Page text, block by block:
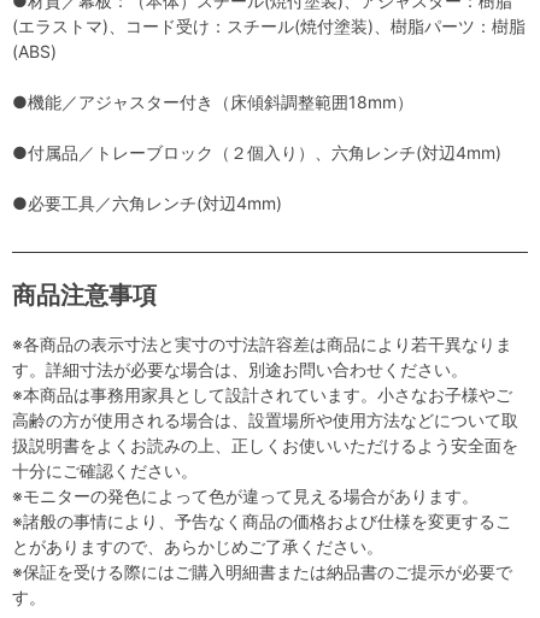
(エラストマ)、コード受け：スチール(焼付塗装)、樹脂パーツ：樹脂
(ABS)
●機能／アジャスター付き（床傾斜調整範囲18mm）
●付属品／トレーブロック（２個入り）、六角レンチ(対辺4mm)
●必要工具／六角レンチ(対辺4mm)
商品注意事項
※各商品の表示寸法と実寸の寸法許容差は商品により若干異なりま
す。詳細寸法が必要な場合は、別途お問い合わせください。
※本商品は事務用家具として設計されています。小さなお子様やご
高齢の方が使用される場合は、設置場所や使用方法などについて取
扱説明書をよくお読みの上、正しくお使いいただけるよう安全面を
十分にご確認ください。
※モニターの発色によって色が違って見える場合があります。
※諸般の事情により、予告なく商品の価格および仕様を変更するこ
とがありますので、あらかじめご了承ください。
※保証を受ける際にはご購入明細書または納品書のご提示が必要で
す。